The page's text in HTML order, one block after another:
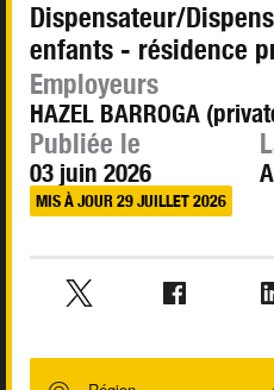
Dispensateur/
enfants - résidence
Employeurs
HAZEL BARROGA
Publiée le
03 juin 2026
MIS À JOUR 29 JUILLET 2026